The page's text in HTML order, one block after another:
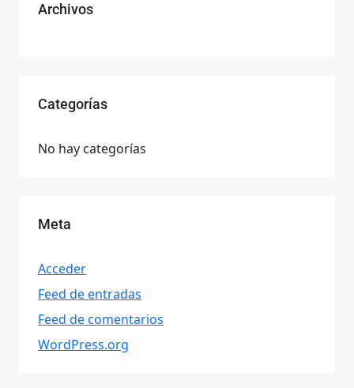
Archivos
Categorías
No hay categorías
Meta
Acceder
Feed de entradas
Feed de comentarios
WordPress.org